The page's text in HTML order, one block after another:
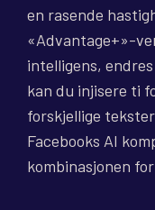
en rasende
«Advantage+»-
intelligens,
kan du injisere ti
forskjellige
Facebooks AI
kombinasjonen